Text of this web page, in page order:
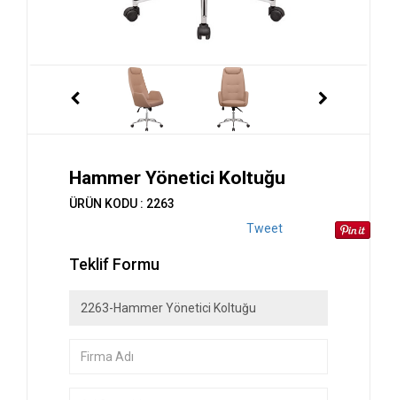
Hammer Yönetici Koltuğu
ÜRÜN KODU : 2263
Tweet
Teklif Formu